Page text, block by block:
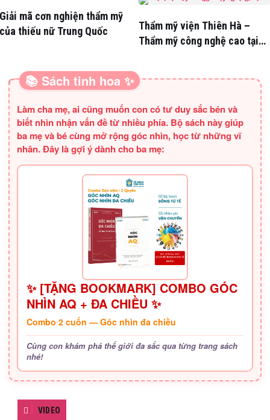
Giải mã cơn nghiện thẩm mỹ
của thiếu nữ Trung Quốc
Thẩm mỹ viện Thiên Hà –
Thẩm mỹ công nghệ cao tại
SÁCH HAY CHO BA MẸ
📚 Sách tinh hoa ✨
Làm cha mẹ, ai cũng muốn con có tư duy sắc bén và
biết nhìn nhận vấn đề từ nhiều phía. Bộ sách này giúp
ba mẹ và bé cùng mở rộng góc nhìn, học từ những vĩ
nhân. Đây là gợi ý dành cho ba mẹ:
✨ [TẶNG BOOKMARK] COMBO GÓC
NHÌN AQ + ĐA CHIỀU ✨
Combo 2 cuốn — Góc nhìn đa chiều
Cùng con khám phá thế giới đa sắc qua từng trang sách
nhé!
VIDEO